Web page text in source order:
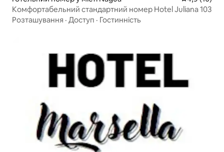
Комфортабельний стандартний номер Hotel Juliana 103
Розташування · Доступ · Гостинність